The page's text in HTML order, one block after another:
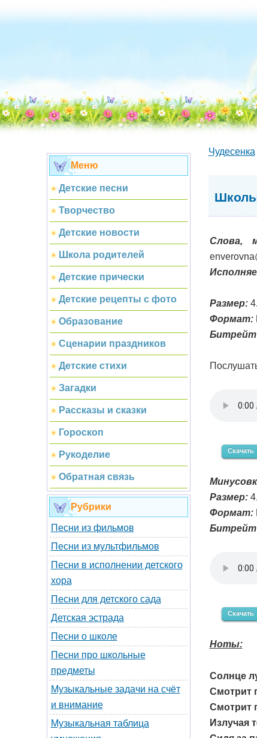
Меню
Детские песни
Творчество
Детские новости
Школа родителей
Детские прически
Детские рецепты с фото
Образование
Сценарии праздников
Детские стихи
Загадки
Рассказы и сказки
Гороскоп
Рукоделие
Обратная связь
Рубрики
Песни из фильмов
Песни из мультфильмов
Песни в исполнении детского
хора
Песни для детского сада
Детская эстрада
Песни о школе
Песни про школьные
предметы
Музыкальные задачи на счёт
и внимание
Музыкальная таблица
Чудесенка
Слова,
Размер:
Формат:
Битрейт
Скачать
Размер:
Формат:
Битрейт
Скачать
Ноты:
Солнце
Смотрит
Смотрит
Излучая